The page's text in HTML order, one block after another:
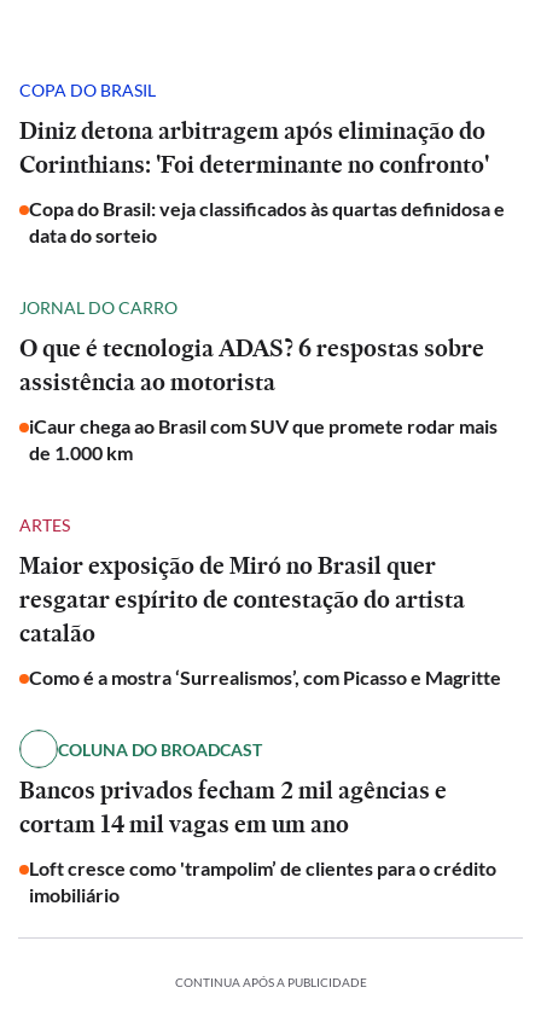
COPA DO BRASIL
Diniz detona arbitragem após eliminação do
Corinthians: 'Foi determinante no confronto'
Copa do Brasil: veja classificados às quartas definidosa e
data do sorteio
JORNAL DO CARRO
O que é tecnologia ADAS? 6 respostas sobre
assistência ao motorista
iCaur chega ao Brasil com SUV que promete rodar mais
de 1.000 km
ARTES
Maior exposição de Miró no Brasil quer
resgatar espírito de contestação do artista
catalão
Como é a mostra ‘Surrealismos’, com Picasso e Magritte
COLUNA DO BROADCAST
Bancos privados fecham 2 mil agências e
cortam 14 mil vagas em um ano
Loft cresce como 'trampolim’ de clientes para o crédito
imobiliário
CONTINUA APÓS A PUBLICIDADE